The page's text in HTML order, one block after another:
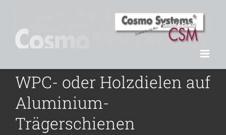
springen
WPC- oder Holzdielen auf
Aluminium-
Trägerschienen